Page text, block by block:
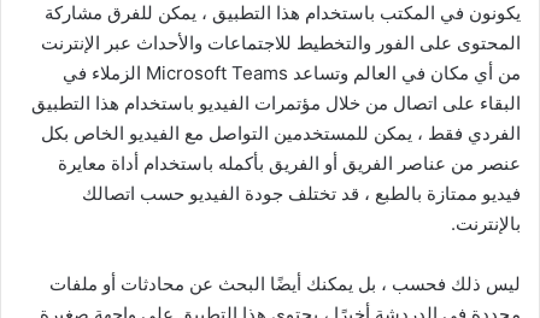
يكونون في المكتب باستخدام هذا التطبيق ، يمكن للفرق مشاركة
المحتوى على الفور والتخطيط للاجتماعات والأحداث عبر الإنترنت
من أي مكان في العالم وتساعد Microsoft Teams الزملاء في
البقاء على اتصال من خلال مؤتمرات الفيديو باستخدام هذا التطبيق
الفردي فقط ، يمكن للمستخدمين التواصل مع الفيديو الخاص بكل
عنصر من عناصر الفريق أو الفريق بأكمله باستخدام أداة معايرة
فيديو ممتازة بالطبع ، قد تختلف جودة الفيديو حسب اتصالك
بالإنترنت.
ليس ذلك فحسب ، بل يمكنك أيضًا البحث عن محادثات أو ملفات